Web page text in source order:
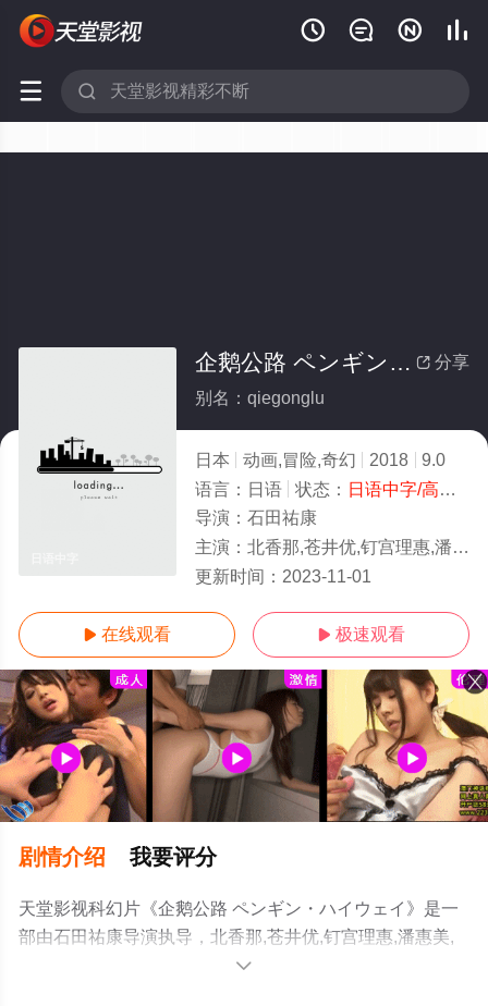
   
 
 分享
企鹅公路 ペンギン・ハイウェイ
别名：qiegonglu
日本 动画,冒险,奇幻 2018
9.0
语言： 日语 状态： 日语中字/高清
导演： 石田祐康
主演： 北香那,苍井优,钉宫理惠,潘惠美,福井美树
更新时间： 2023-11-01
 在线观看  极速观看
剧情介绍 我要评分
天堂影视科幻片《企鹅公路 ペンギン・ハイウェイ》是一
部由石田祐康导演执导，北香那,苍井优,钉宫理惠,潘惠美,
福井美树等演员精彩演绎的日本电影，手机免费观看高清
